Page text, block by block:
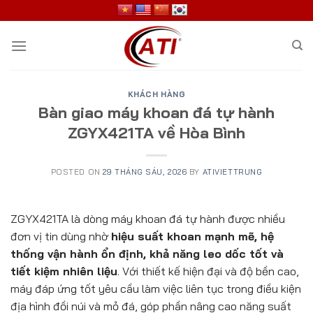
to
content
KHÁCH HÀNG
Bàn giao máy khoan đá tự hành
ZGYX421TA về Hòa Bình
POSTED ON29 THÁNG SÁU, 2026 BY ATIVIETTRUNG
ZGYX421TA là dòng máy khoan đá tự hành được nhiều
đơn vị tin dùng nhờ hiệu suất khoan mạnh mẽ, hệ
thống vận hành ổn định, khả năng leo dốc tốt và
tiết kiệm nhiên liệu. Với thiết kế hiện đại và độ bền cao,
máy đáp ứng tốt yêu cầu làm việc liên tục trong điều kiện
địa hình đồi núi và mỏ đá, góp phần nâng cao năng suất